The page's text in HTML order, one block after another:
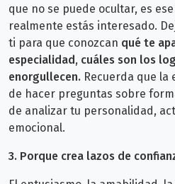
que no se puede ocultar, es
realmente estás interesado.
ti para que conozcan qué te
especialidad, cuáles son los
enorgullecen. Recuerda que
de hacer preguntas sobre
de analizar tu personalidad,
emocional.
3. Porque crea lazos de